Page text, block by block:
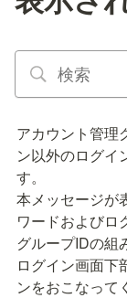
アカウント管理
ン以外のログイ
す。
本メッセージが
ワードおよびロ
グループIDの組
ログイン画面下
ンをおこなって